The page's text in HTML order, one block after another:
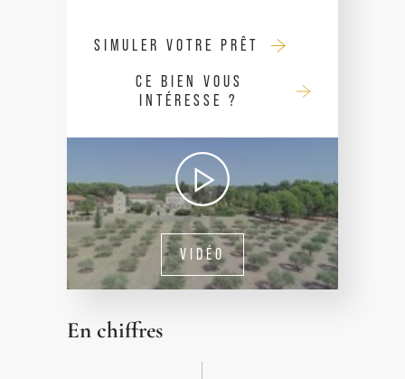
SIMULER VOTRE PRÊT
CE BIEN VOUS
INTÉRESSE ?
VIDÉO
En chiffres